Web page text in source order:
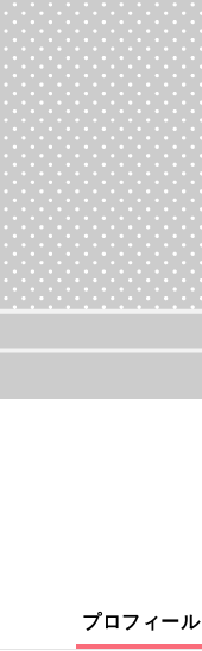
プロフィール